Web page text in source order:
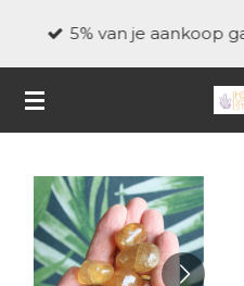
de
5% van je aankoop